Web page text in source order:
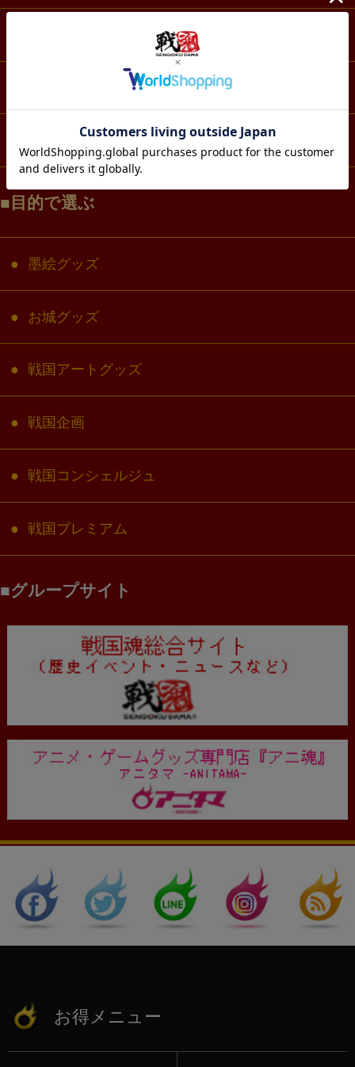
スマホ・IT・メディア
コラボ・キャラクター
目的で選ぶ
墨絵グッズ
お城グッズ
戦国アートグッズ
戦国企画
戦国コンシェルジュ
戦国プレミアム
グループサイト
お得メニュー